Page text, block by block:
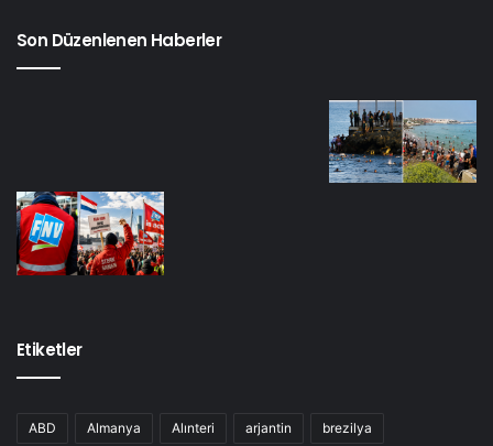
Son Düzenlenen Haberler
Etiketler
ABD Almanya Alınteri arjantin brezilya